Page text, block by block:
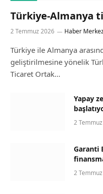
Türkiye-Almanya
2 Temmuz 2026 Haber
Türkiye ile Almanya
geliştirilmesine yönelik
Ticaret Ortak…
Yapay
2
Garanti
2